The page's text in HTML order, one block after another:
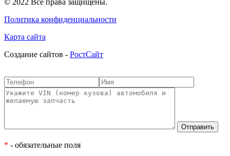
Политика конфиденциальности
Карта сайта
Cоздание сайтов - РостСайт
* - обязательные поля